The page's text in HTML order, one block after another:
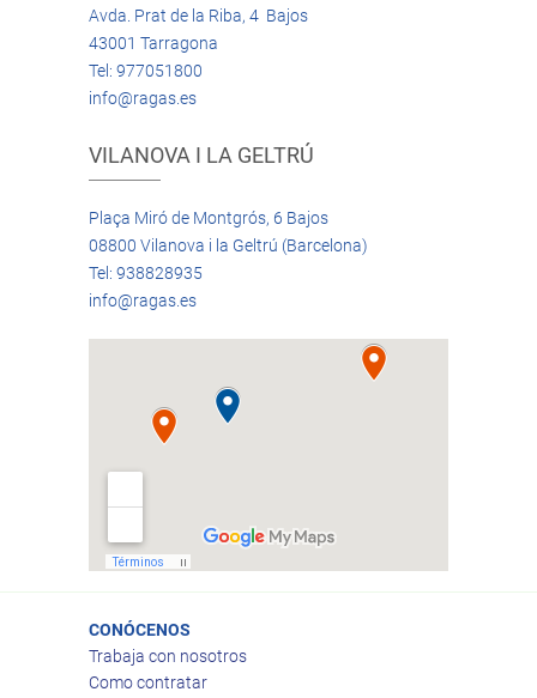
Avda. Prat de la Riba, 4 Bajos
43001 Tarragona
Tel: 977051800
info@ragas.es
VILANOVA I LA GELTRÚ
Plaça Miró de Montgrós, 6 Bajos
08800 Vilanova i la Geltrú (Barcelona)
Tel: 938828935
info@ragas.es
CONÓCENOS
Trabaja con nosotros
Como contratar